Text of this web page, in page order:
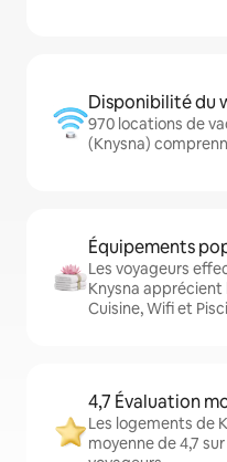
Disponibilité du
970 locations de
(Knysna)
Équipements
Les voyageurs
Knysna
Cuisine, Wifi et
4,7 Évaluation
Les logements de
moyenne de 4,7